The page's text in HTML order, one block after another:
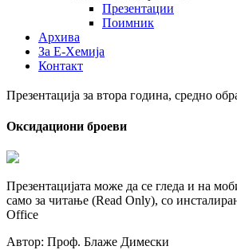
Презентации
Поимник
Архива
За Е-Хемија
Контакт
Презентација за втора година, средно
Оксидациони броеви
Презентацијата може да се гледа и на
само за читање (Read Only), со
Office
Автор: Проф. Блаже Димески